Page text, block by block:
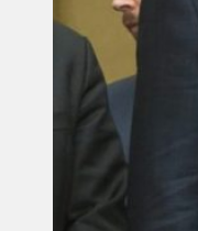
Образование
Экология
Приграничье
Деньги
Визиты
Выборы
Агроновости
Едим дома